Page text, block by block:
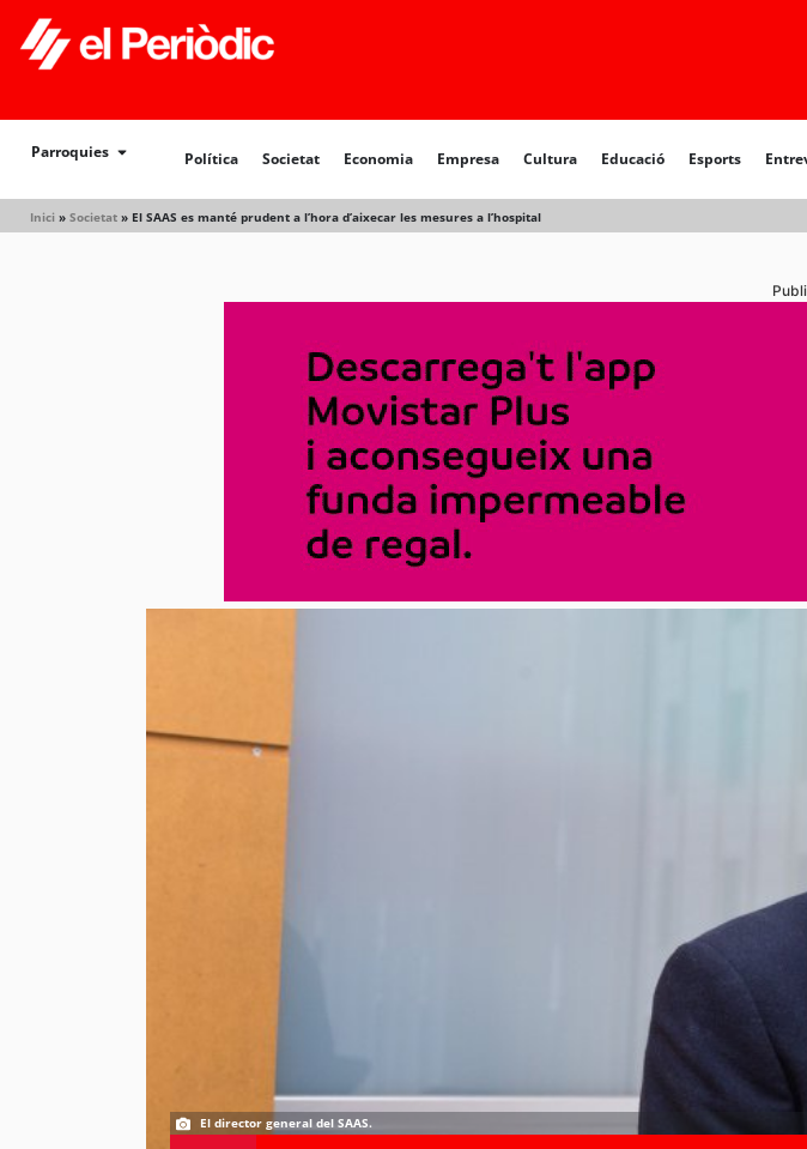
Parroquies Política Societat Economia Empresa Cultura Educació Esports
Inici » Societat » El SAAS es manté prudent a l’hora d’aixecar les mesures a l’hospital
Política Societat
El director general del SAAS.